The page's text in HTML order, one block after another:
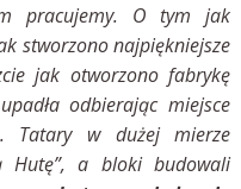
pracujemy. O tym jak
stworzono najpiękniejsze
jak otworzono fabrykę
odbierając miejsce
Tatary w dużej mierze
Hutę”, a bloki budowali